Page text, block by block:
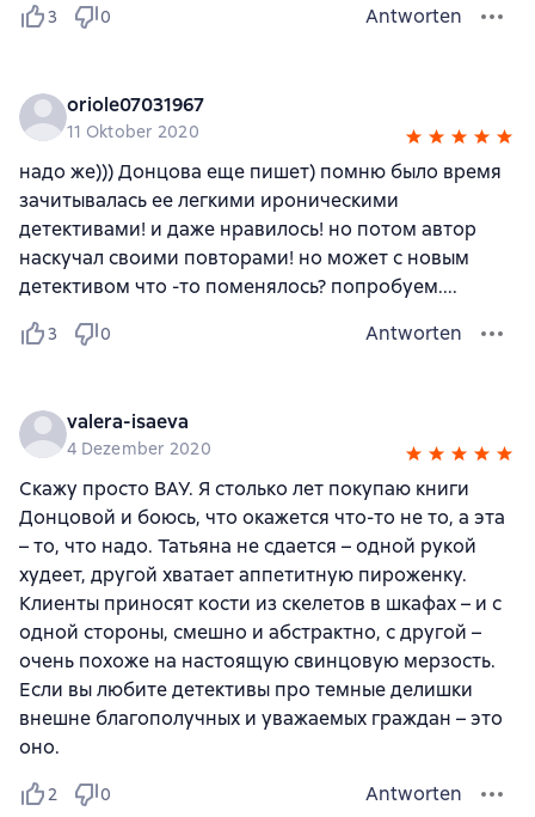
3 0 Antworten
oriole07031967
11 Oktober 2020
надо же))) Донцова еще пишет) помню было время
зачитывалась ее легкими ироническими
детективами! и даже нравилось! но потом автор
наскучал своими повторами! но может с новым
детективом что -то поменялось? попробуем....
3 0 Antworten
valera-isaeva
4 Dezember 2020
Скажу просто ВАУ. Я столько лет покупаю книги
Донцовой и боюсь, что окажется что-то не то, а эта
– то, что надо. Татьяна не сдается – одной рукой
худеет, другой хватает аппетитную пироженку.
Клиенты приносят кости из скелетов в шкафах – и с
одной стороны, смешно и абстрактно, с другой –
очень похоже на настоящую свинцовую мерзость.
Если вы любите детективы про темные делишки
внешне благополучных и уважаемых граждан – это
оно.
2 0 Antworten